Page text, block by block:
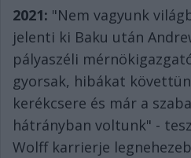
2021: "Nem vagyunk
jelenti ki Baku után
pályaszéli
gyorsak, hibákat
kerékcsere és már a
hátrányban voltunk" -
Wolff karrierje